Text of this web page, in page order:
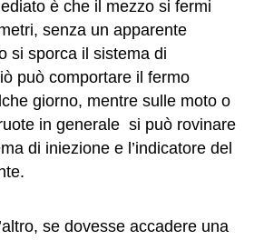
è che il mezzo si fermi
senza un apparente
si sporca il sistema di
può comportare il fermo
giorno, mentre sulle moto o
in generale si può rovinare
di iniezione e l’indicatore del
se dovesse accadere una